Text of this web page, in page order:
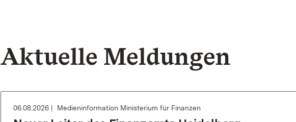
Aktuelle Meldungen
06.08.2026 Medieninformation Ministerium für Finanzen